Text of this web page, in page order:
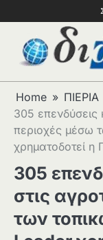
Home
ΠΙΕΡΙΑ
305 επενδύσεις
περιοχές μέσω
χρηματοδοτεί η
305
στις
των